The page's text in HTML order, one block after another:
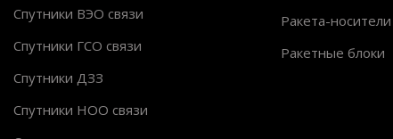
Спутники ВЭО связи
Спутники ГСО связи
Спутники ДЗЗ
Спутники НОО связи
Ракета-носители
Ракетные блоки